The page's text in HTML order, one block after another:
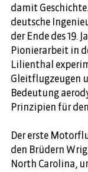
damit
deutsche
der Ende des 19.
Pionierarbeit in
Lilienthal
Gleitflugzeugen
Bedeutung
Prinzipien für
Der erste
den Brüdern
North Carolina,